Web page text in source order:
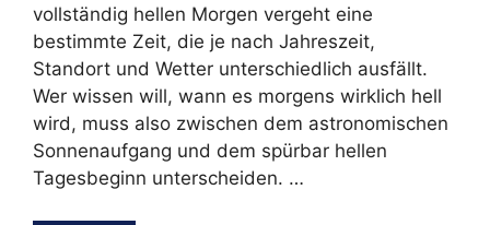
vollständig hellen Morgen vergeht eine
bestimmte Zeit, die je nach Jahreszeit,
Standort und Wetter unterschiedlich ausfällt.
Wer wissen will, wann es morgens wirklich hell
wird, muss also zwischen dem astronomischen
Sonnenaufgang und dem spürbar hellen
Tagesbeginn unterscheiden. …